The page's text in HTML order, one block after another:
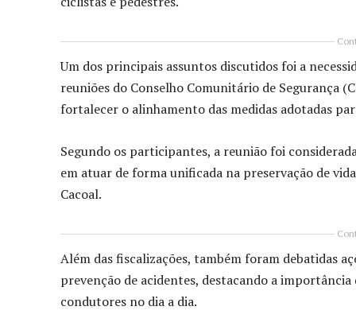
Um dos principais assuntos discutidos foi a
reuniões do Conselho Comunitário de Segurança
fortalecer o alinhamento das medidas adotadas
Segundo os participantes, a reunião foi
em atuar de forma unificada na preservação de
Cacoal.
Além das fiscalizações, também foram debatidas
prevenção de acidentes, destacando a
condutores no dia a dia.